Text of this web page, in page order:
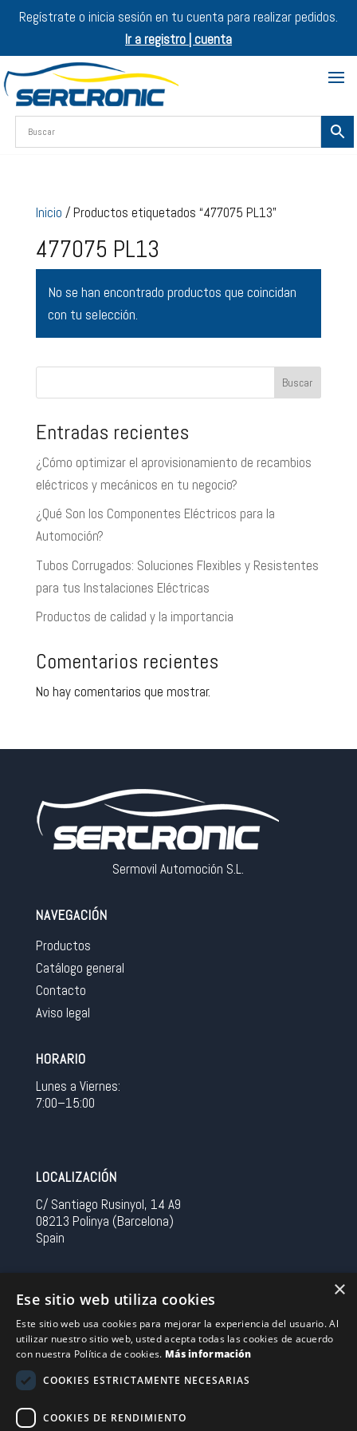
Regístrate o inicia sesión en tu cuenta para realizar pedidos.
Ir a registro | cuenta
Inicio / Productos etiquetados “477075 PL13”
477075 PL13
No se han encontrado productos que coincidan
con tu selección.
Buscar
Entradas recientes
¿Cómo optimizar el aprovisionamiento de recambios
eléctricos y mecánicos en tu negocio?
¿Qué Son los Componentes Eléctricos para la
Automoción?
Tubos Corrugados: Soluciones Flexibles y Resistentes
para tus Instalaciones Eléctricas
Productos de calidad y la importancia
Comentarios recientes
No hay comentarios que mostrar.
Sermovil Automoción S.L.
NAVEGACIÓN
Productos
Catálogo general
Contacto
Aviso legal
HORARIO
Lunes a Viernes:
7:00–15:00
LOCALIZACIÓN
C/ Santiago Rusinyol, 14 A9
08213 Polinya (Barcelona)
Spain
Tel 0034 93 713 37 30
sermovil@sertronic.es
Acceso intranet para representantes
Financiado por la Unión Europea – NextGenerationEU
×
Ese sitio web utiliza cookies
Este sitio web usa cookies para mejorar la experiencia del usuario. Al
utilizar nuestro sitio web, usted acepta todas las cookies de acuerdo
con nuestra Política de cookies. Más información
COOKIES ESTRICTAMENTE NECESARIAS
COOKIES DE RENDIMIENTO